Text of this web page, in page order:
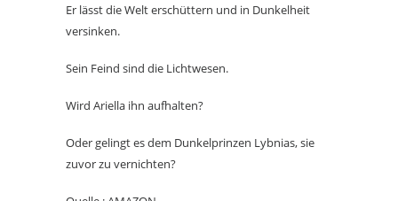
Er lässt die Welt erschüttern und in Dunkelheit
versinken.
Sein Feind sind die Lichtwesen.
Wird Ariella ihn aufhalten?
Oder gelingt es dem Dunkelprinzen Lybnias, sie
zuvor zu vernichten?